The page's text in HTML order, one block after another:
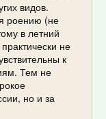
видов.
роению (не
в летний
не
к
Тем не
но и за